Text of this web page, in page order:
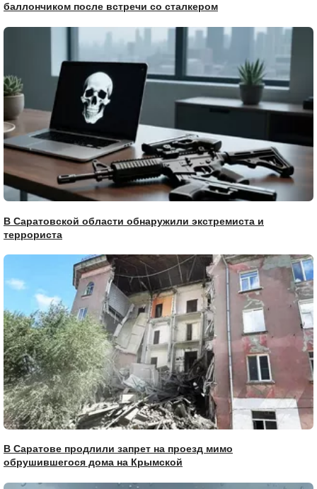
баллончиком после встречи со сталкером
В Саратовской области обнаружили экстремиста и
террориста
В Саратове продлили запрет на проезд мимо
обрушившегося дома на Крымской